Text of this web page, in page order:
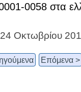
0058 στα
24 Οκτωβρίου
Επόμενα >